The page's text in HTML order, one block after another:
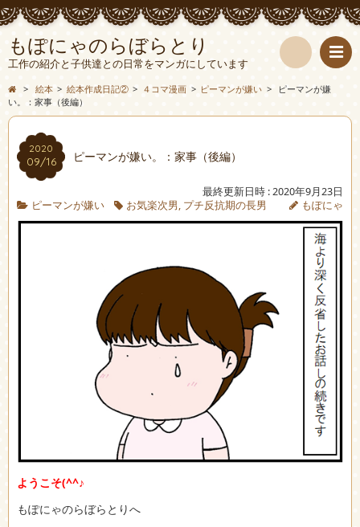
もぽにゃのらぼらとり
工作の紹介と子供達との日常をマンガにしています
検
索
> 絵本 > 絵本作成日記② > ４コマ漫画 > ピーマンが嫌い >
ピーマンが嫌
い。：家事（後編）
2020
09/16 ピーマンが嫌い。：家事（後編）
最終更新日時 : 2020年9月23日
ピーマンが嫌い
お気楽次男, プチ反抗期の長男 もぽにゃ
ようこそ(^^♪
もぽにゃのらぼらとりへ